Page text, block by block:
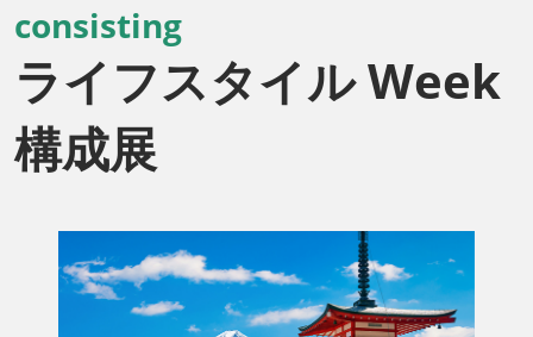
consisting
ライフスタイル Week
構成展